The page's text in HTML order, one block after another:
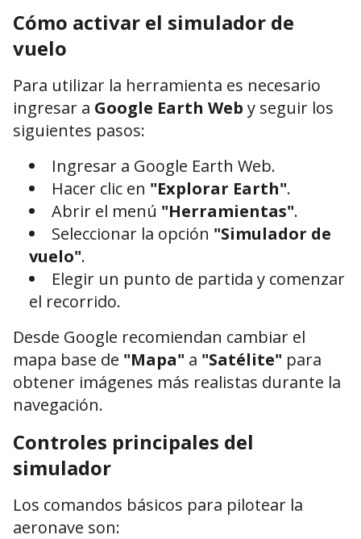
Cómo activar el simulador de
vuelo
Para utilizar la herramienta es necesario
ingresar a Google Earth Web y seguir los
siguientes pasos:
Ingresar a Google Earth Web.
Hacer clic en "Explorar Earth".
Abrir el menú "Herramientas".
Seleccionar la opción "Simulador de
vuelo".
Elegir un punto de partida y comenzar
el recorrido.
Desde Google recomiendan cambiar el
mapa base de "Mapa" a "Satélite" para
obtener imágenes más realistas durante la
navegación.
Controles principales del
simulador
Los comandos básicos para pilotear la
aeronave son: